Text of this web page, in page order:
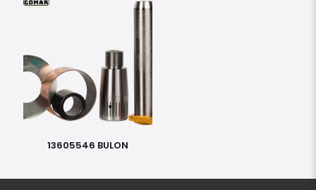
13605546 BULON